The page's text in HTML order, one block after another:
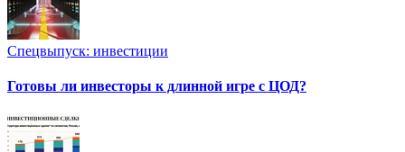
Спецвыпуск: инвестиции
Готовы ли инвесторы к длинной игре с ЦОД?